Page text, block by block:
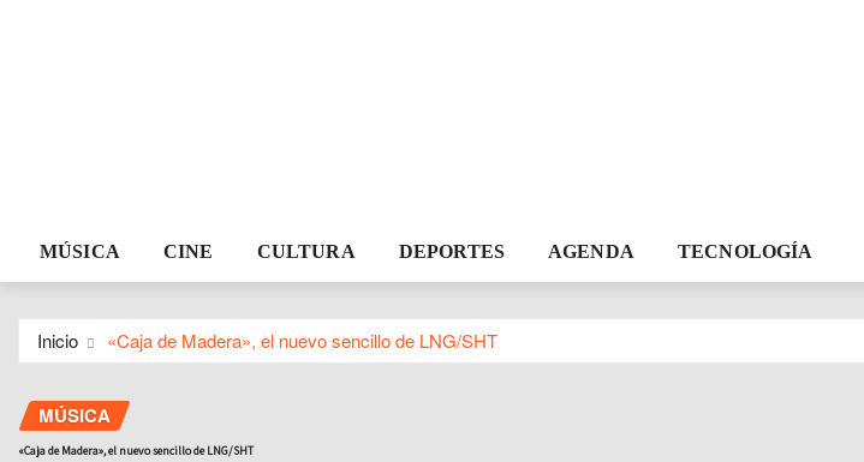
MÚSICA CINE CULTURA DEPORTES AGENDA TECNOLOGÍA
Inicio «Caja de Madera», el nuevo sencillo de LNG/SHT
MÚSICA
«Caja de Madera», el nuevo sencillo de LNG/SHT